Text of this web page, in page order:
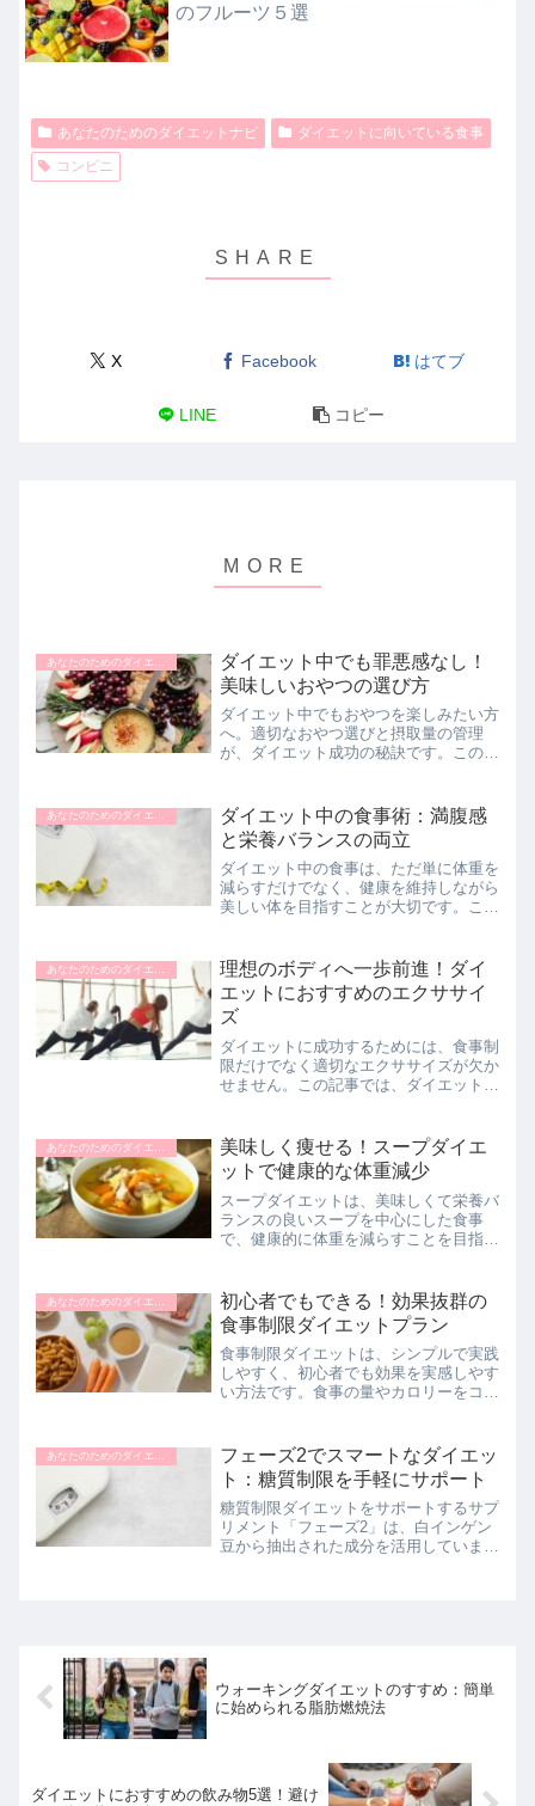
のフルーツ５選
あなたのためのダイエットナビ
ダイエットに向いている食事
コンビニ
X Facebook はてブ
LINE コピー
ダイエット中でも罪悪感なし！
美味しいおやつの選び方
ダイエット中でもおやつを楽しみたい方
へ。適切なおやつ選びと摂取量の管理
が、ダイエット成功の秘訣です。この記
ます。健康的な選択肢を取り入れて、無
理なくダイエットを続けまし...
あなたのためのダイエットナビ
ダイエット中の食事術：満腹感
と栄養バランスの両立
ダイエット中の食事は、ただ単に体重を
減らすだけでなく、健康を維持しながら
美しい体を目指すことが大切です。この
と運動のバランスの重要性について解説
します。バランスの良い食事...
あなたのためのダイエットナビ
理想のボディへ一歩前進！ダイ
エットにおすすめのエクササイ
ズ
ダイエットに成功するためには、食事制
限だけでなく適切なエクササイズが欠か
せません。この記事では、ダイエットに
素運動から筋力トレーニングまで、バラ
ンスの良いエクササイズを通...
あなたのためのダイエットナビ
美味しく痩せる！スープダイエ
ットで健康的な体重減少
スープダイエットは、美味しくて栄養バ
ランスの良いスープを中心にした食事
で、健康的に体重を減らすことを目指す
めのスープレシピについて解説します。
手軽に始められて、飽きるこ...
初心者でもできる！効果抜群の
食事制限ダイエットプラン
食事制限ダイエットは、シンプルで実践
しやすく、初心者でも効果を実感しやす
い方法です。食事の量やカロリーをコン
きます。しかし、無理な制限はリバウン
ドや健康問題を引き起こす...
フェーズ2でスマートなダイエッ
ト：糖質制限を手軽にサポート
糖質制限ダイエットをサポートするサプ
リメント「フェーズ2」は、白インゲン
豆から抽出された成分を活用していま
ウォーキングダイエットのすすめ：簡単
に始められる脂肪燃焼法
ダイエットにおすすめの飲み物5選！避け